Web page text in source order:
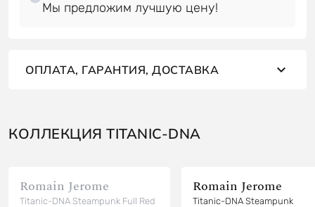
ОПЛАТА, ГАРАНТИЯ, ДОСТАВКА
КОЛЛЕКЦИЯ TITANIC-DNA
Romain Jerome
Titanic-DNA Steampunk Full Red
Romain Jerome
Titanic-DNA Steampunk